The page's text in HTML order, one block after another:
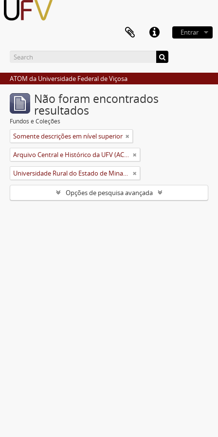
Entrar
ATOM da Universidade Federal de Viçosa
Não foram encontrados
resultados
Fundos e Coleções
Somente descrições em nível superior
Arquivo Central e Histórico da UFV (ACH-UFV)
Universidade Rural do Estado de Minas Gerais (Uremg)
Opções de pesquisa avançada